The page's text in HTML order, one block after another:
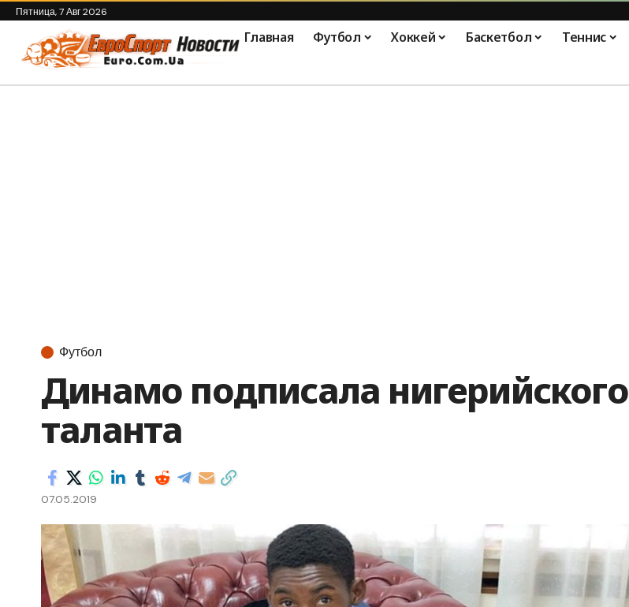
Пятница, 7 Авг 2026
Главная Футбол Хоккей Баскетбол Теннис
Футбол
Динамо подписала нигерийского
таланта
07.05.2019